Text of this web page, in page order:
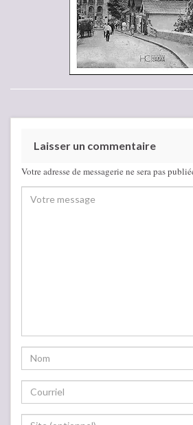
Laisser un commentaire
Votre adresse de messagerie ne sera pas